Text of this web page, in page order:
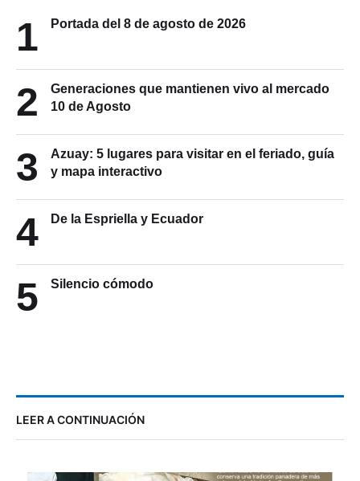
1 Portada del 8 de agosto de 2026
2
Generaciones que mantienen vivo al mercado
10 de Agosto
3
Azuay: 5 lugares para visitar en el feriado, guía
y mapa interactivo
4 De la Espriella y Ecuador
5 Silencio cómodo
LEER A CONTINUACIÓN